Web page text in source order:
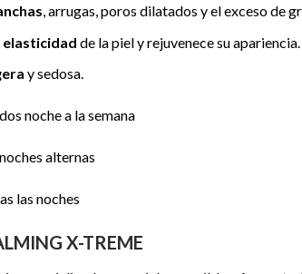
, arrugas, poros dilatados y el exceso de
elasticidad de la piel y rejuvenece su apariencia.
y sedosa.
noche a la semana
alternas
las noches
X-TREME